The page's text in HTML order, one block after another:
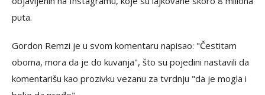
puta.
Gordon Remzi je u svom komentaru napisao: "Čestitam
oboma, mora da je do kuvanja", što su pojedini nastavili da
komentarišu kao prozivku vezanu za tvrdnju "da je mogla i